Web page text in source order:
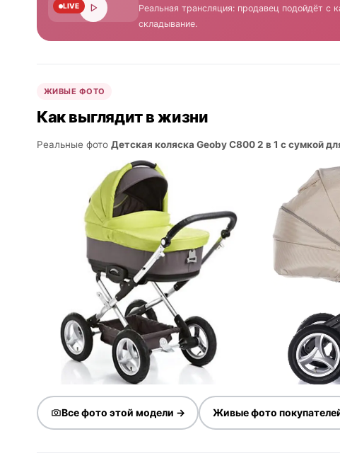
LIVE
Реальная трансляция: продавец подойдёт с
складывание.
ЖИВЫЕ ФОТО
Как выглядит в жизни
Реальные фото Детская коляска Geoby C800 2 в 1 с сумкой
Все фото этой модели → Живые фото